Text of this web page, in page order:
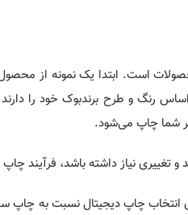
است. ابتدا یک نمونه از
رنگ و طرح برندبوک خود را دارند
شما چاپ می‌شود.
نیاز داشته باشد، فرآیند
انتخاب چاپ دیجیتال نسبت به چاپ